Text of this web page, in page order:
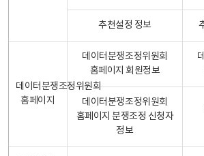
추천설정 정보
데이터분쟁조정위원회
홈페이지
데이터분쟁조정위원회
홈페이지 회원정보
데이터분쟁조정위원회
홈페이지 분쟁조정 신청자
정보